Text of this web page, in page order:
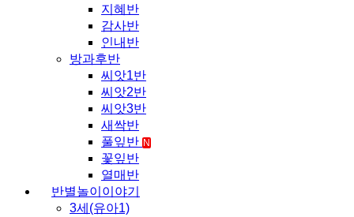
지혜반
감사반
인내반
방과후반
씨앗1반
씨앗2반
씨앗3반
새싹반
풀잎반 N
꽃잎반
열매반
반별놀이이야기
3세(유아1)